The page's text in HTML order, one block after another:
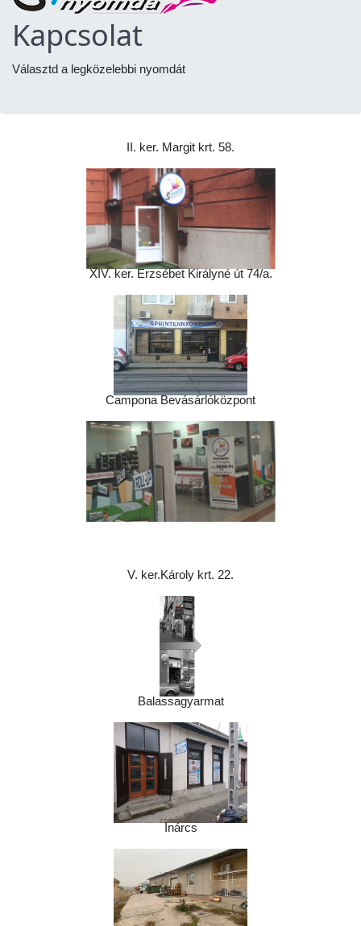
Kapcsolat
Választd a legközelebbi nyomdát
II. ker. Margit krt. 58.
XIV. ker. Erzsébet Királyné út 74/a.
Campona Bevásárlóközpont
V. ker.Károly krt. 22.
Balassagyarmat
Inárcs